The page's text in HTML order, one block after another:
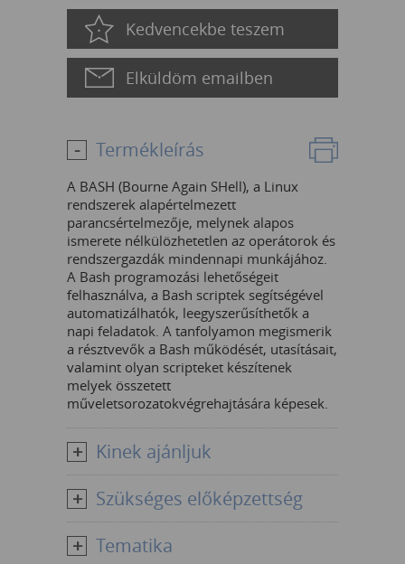
Kedvencekbe teszem
Elküldöm emailben
Termékleírás
A BASH (Bourne Again SHell), a Linux
rendszerek alapértelmezett
parancsértelmezője, melynek alapos
ismerete nélkülözhetetlen az operátorok és
rendszergazdák mindennapi munkájához.
A Bash programozási lehetőségeit
felhasználva, a Bash scriptek segítségével
automatizálhatók, leegyszerűsíthetők a
napi feladatok. A tanfolyamon megismerik
a résztvevők a Bash működését, utasításait,
valamint olyan scripteket készítenek
melyek összetett
műveletsorozatokvégrehajtására képesek.
Kinek ajánljuk
Szükséges előképzettség
Tematika